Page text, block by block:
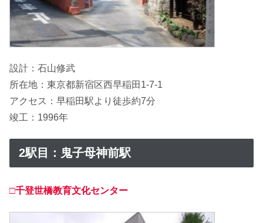
設計：石山修武
所在地：東京都新宿区西早稲田1-7-1
アクセス：早稲田駅より徒歩約7分
竣工：1996年
2駅目：鬼子母神前駅
□千登世橋教育文化センター